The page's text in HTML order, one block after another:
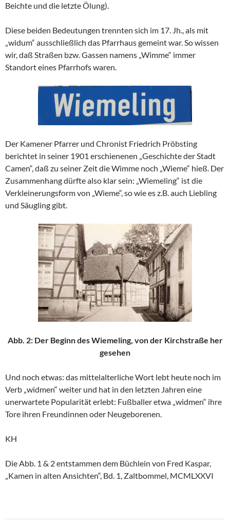
Beichte und die letzte Ölung).
Diese beiden Bedeutungen trennten sich im 17. Jh., als mit
„widum“ ausschließlich das Pfarrhaus gemeint war. So wissen
wir, daß Straßen bzw. Gassen namens „Wimme“ immer
Standort eines Pfarrhofs waren.
Der Kamener Pfarrer und Chronist Friedrich Pröbsting
berichtet in seiner 1901 erschienenen „Geschichte der Stadt
Camen“, daß zu seiner Zeit die Wimme noch „Wieme“ hieß. Der
Zusammenhang dürfte also klar sein: „Wiemeling“ ist die
Verkleinerungsform von „Wieme“, so wie es z.B. auch Liebling
und Säugling gibt.
Abb. 2: Der Beginn des Wiemeling, von der Kirchstraße her
gesehen
Und noch etwas: das mittelalterliche Wort lebt heute noch im
Verb „widmen“ weiter und hat in den letzten Jahren eine
unerwartete Popularität erlebt: Fußballer etwa „widmen“ ihre
Tore ihren Freundinnen oder Neugeborenen.
KH
Die Abb. 1 & 2 entstammen dem Büchlein von Fred Kaspar,
„Kamen in alten Ansichten“, Bd. 1, Zaltbommel, MCMLXXVI